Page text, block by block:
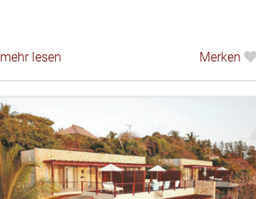
mehr lesen Merken